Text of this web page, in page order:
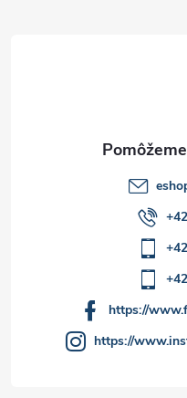
https://
https://